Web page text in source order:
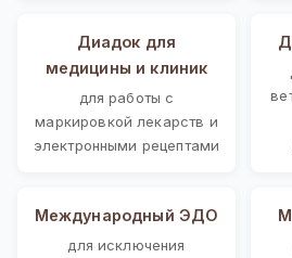
Диадок для
медицины и клиник
для работы с
маркировкой лекарств и
электронными рецептами
Международный ЭДО
для исключения